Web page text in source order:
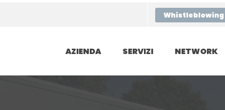
Whistleblowing
AZIENDA SERVIZI NETWORK